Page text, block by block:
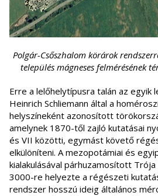
Polgár-Csőszhalom körárok
település mágneses felmérésének
Erre a lelőhelytípusra talán az egyik
Heinrich Schliemann által a
helyszíneként azonosított
amelynek 1870-től zajló kutatásai
és VII közötti, egymást követő
elkülöníteni. A mezopotámiai és
kialakulásával párhuzamosított
3000-re helyezte a régészeti
rendszer hosszú ideig általános